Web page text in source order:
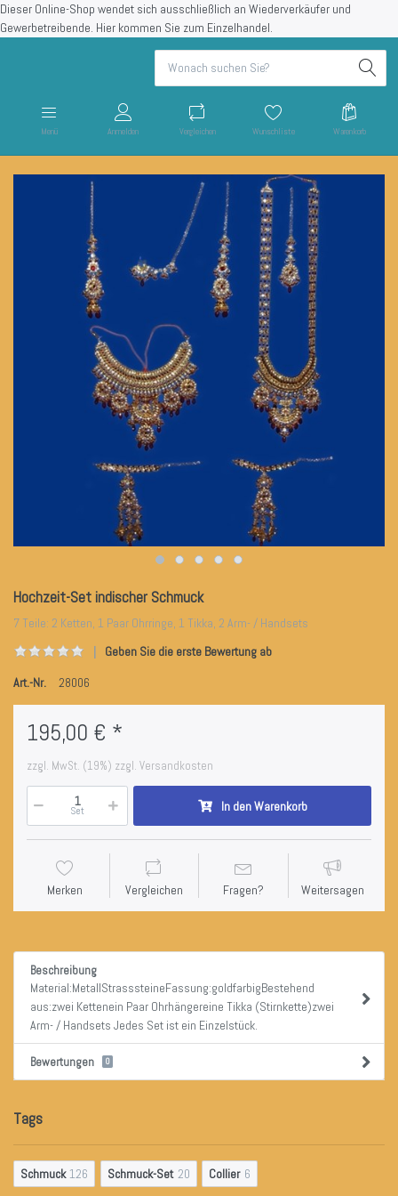
Dieser Online-Shop wendet sich ausschließlich an Wiederverkäufer und
Gewerbetreibende. Hier kommen Sie zum Einzelhandel.
Menü Anmelden Vergleichen Wunschliste Warenkorb
Hochzeit-Set indischer Schmuck
7 Teile: 2 Ketten, 1 Paar Ohrringe, 1 Tikka, 2 Arm- / Handsets
Geben Sie die erste Bewertung ab
Art.-Nr.
28006
195,00 € *
zzgl. MwSt. (19%) zzgl. Versandkosten
Set In den Warenkorb
Merken Vergleichen Fragen? Weitersagen
Beschreibung
Material:MetallStrasssteineFassung:goldfarbigBestehend
aus:zwei Kettenein Paar Ohrhängereine Tikka (Stirnkette)zwei
Arm- / Handsets Jedes Set ist ein Einzelstück.
Bewertungen 0
Tags
Schmuck 126 Schmuck-Set 20 Collier 6